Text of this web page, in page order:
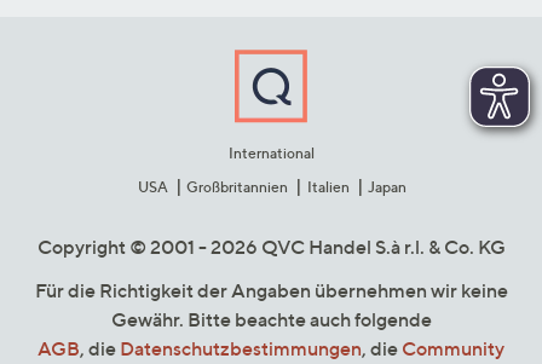
International
USA
Großbritannien Italien Japan
Copyright © 2001 - 2026 QVC Handel S.à r.l. & Co. KG
Für die Richtigkeit der Angaben übernehmen wir keine
Gewähr. Bitte beachte auch folgende
AGB, die Datenschutzbestimmungen, die Community